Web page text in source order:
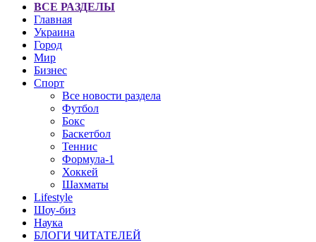
ВСЕ РАЗДЕЛЫ
Главная
Украина
Город
Мир
Бизнес
Спорт
Все новости раздела
Футбол
Бокс
Баскетбол
Теннис
Формула-1
Хоккей
Шахматы
Lifestyle
Шоу-биз
Наука
БЛОГИ ЧИТАТЕЛЕЙ